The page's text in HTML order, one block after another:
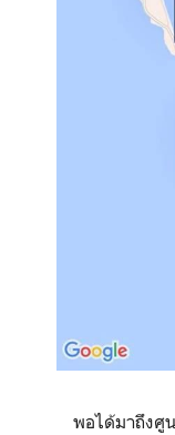
พอได้มาถึงศูนย์ศึ